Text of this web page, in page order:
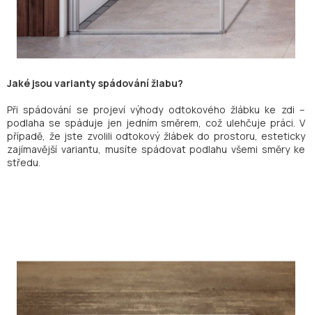
Jaké jsou varianty spádování žlabu?
Při spádování se projeví výhody odtokového žlábku ke zdi –
podlaha se spáduje jen jedním směrem, což ulehčuje práci. V
případě, že jste zvolili odtokový žlábek do prostoru, esteticky
zajímavější variantu, musíte spádovat podlahu všemi směry ke
středu.